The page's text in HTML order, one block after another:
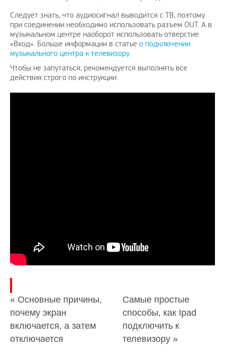
Следует знать, что аудиосигнал выводится с ТВ, поэтому
при соединении необходимо использовать разъем OUT. А в
музыкальном центре наоборот использовать отверстие
«Вход». Больше информации в статье о подключении
музыкального центра к телевизору.
Чтобы не запутаться, рекомендуется выполнять все
действия строго по инструкции.
« Основные причины,
почему экран
включается, а затем
отключается
Самые простые
способы, как Ipad
подключить к
телевизору »